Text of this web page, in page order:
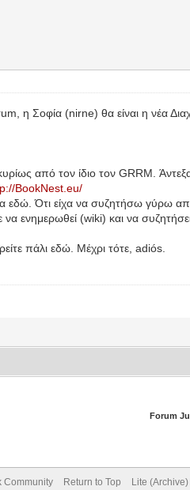
η Σοφία (nirne) θα είναι η νέα
από τον ίδιο τον GRRM.
BookNest.eu/
εδώ. Ότι είχα να συζητήσω γύρω
ενημερωθεί (wiki) και να
πάλι εδώ. Μέχρι τότε, adiós.
Forum
Community Return to Top Lite